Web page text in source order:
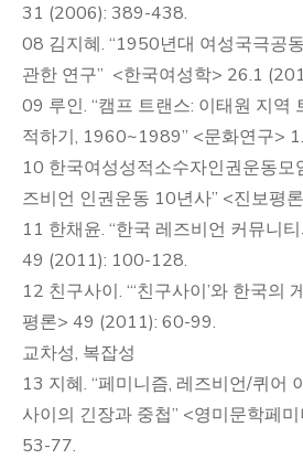
31 (2006): 389-438.
08 김지혜. “1950년대 여성국극공
관한 연구” <한국여성학> 26.1
09 루인. “캠프 트랜스: 이태원 지역
적하기, 1960~1989” <문화연구>
10 한국여성성적소수자인권운동모
즈비언 인권운동 10년사” <진보평
11 한채윤. “한국 레즈비언 커뮤니
49 (2011): 100-128.
12 친구사이. “‘친구사이’와 한국의
평론> 49 (2011): 60-99.
교차성, 복잡성
13 지혜. “페미니즘, 레즈비언/퀴어
사이의 긴장과 중첩” <영미문학페
53-77.